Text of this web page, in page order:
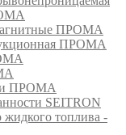
ПРОМА
ПРОМА
ПРОМА
SEITRON
жидкого топлива -